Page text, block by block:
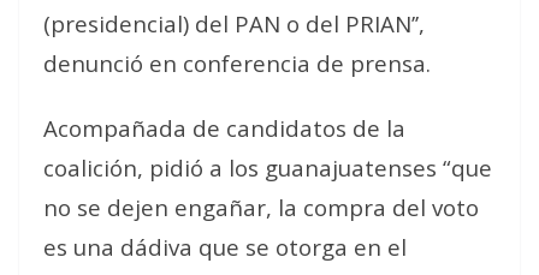
(presidencial) del PAN o del PRIAN’’,
denunció en conferencia de prensa.
Acompañada de candidatos de la
coalición, pidió a los guanajuatenses “que
no se dejen engañar, la compra del voto
es una dádiva que se otorga en el